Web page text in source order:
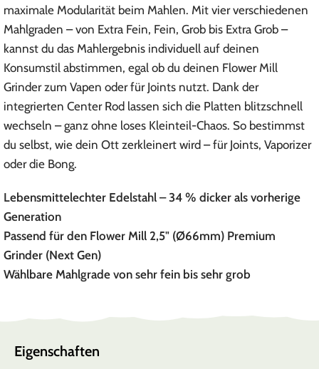
maximale Modularität beim Mahlen. Mit vier verschiedenen
Mahlgraden – von Extra Fein, Fein, Grob bis Extra Grob –
kannst du das Mahlergebnis individuell auf deinen
Konsumstil abstimmen, egal ob du deinen Flower Mill
Grinder zum Vapen oder für Joints nutzt. Dank der
integrierten Center Rod lassen sich die Platten blitzschnell
wechseln – ganz ohne loses Kleinteil-Chaos. So bestimmst
du selbst, wie dein Ott zerkleinert wird – für Joints, Vaporizer
oder die Bong.
Lebensmittelechter Edelstahl – 34 % dicker als vorherige
Generation
Passend für den Flower Mill 2,5" (Ø66mm) Premium
Grinder (Next Gen)
Wählbare Mahlgrade von sehr fein bis sehr grob
Eigenschaften